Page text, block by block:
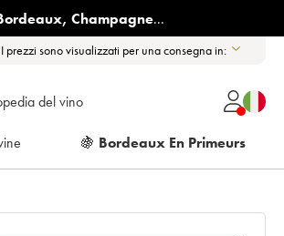
, Champagne...
I prezzi sono visualizzati per una consegna in:
del vino
🍇 Bordeaux En Primeurs